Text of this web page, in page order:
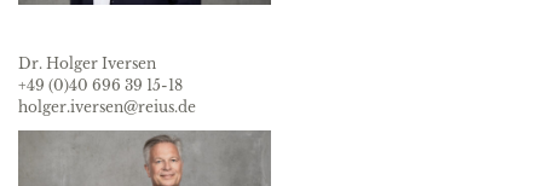
Dr. Holger Iversen
+49 (0)40 696 39 15-18
holger.iversen@reius.de